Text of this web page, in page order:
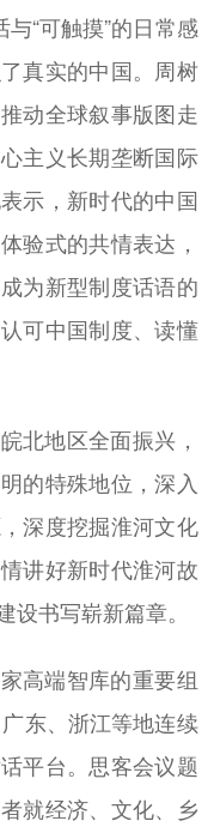
“可触摸”的日常感
真实的中国。周树
动全球叙事版图走
主义长期垄断国际
示，新时代的中国
验式的共情表达，
为新型制度话语的
可中国制度、读懂
北地区全面振兴，
的特殊地位，深入
深度挖掘淮河文化
讲好新时代淮河故
书写崭新篇章。
高端智库的重要组
东、浙江等地连续
平台。思客会议题
就经济、文化、乡